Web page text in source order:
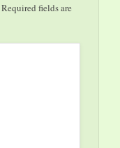
Required fields are